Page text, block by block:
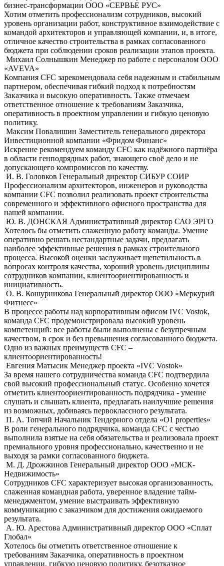
бизнес-трансформации ООО «СЕРВЬЕ РУС»
Хотим отметить профессионализм сотрудников, высокий
уровень организации работ, конструктивное взаимодействие с
командой архитекторов и управляющей компании, и, в итоге,
отличное качество строительства в рамках согласованного
бюджета при соблюдении сроков реализации этапов проекта.
Михаил Солнышкин Менеджер по работе с персоналом ООО
«AVEVA»
Компания CFC зарекомендовала себя надежным и стабильным
партнером, обеспечивая гибкий подход к потребностям
Заказчика и высокую оперативность. Также отмечаем
ответственное отношение к требованиям Заказчика,
оперативность в проектном управлении и гибкую ценовую
политику.
Максим Повалишин Заместитель генерального директора
Инвестиционной компании «Фридом Финанс»
Искренне рекомендуем команду CFC как надёжного партнёра
в области генподрядных работ, знающего своё дело и не
допускающего компромиссов по качеству.
И. В. Головков Генеральный директор СИБУР СОИР
Профессионализм архитекторов, инженеров и руководства
компании CFC позволил реализовать проект строительства
современного и эффективного офисного пространства для
нашей компании.
Ю. В. ДОНСКАЯ Административный директор САО ЭРГО
Хотелось бы отметить слaженную работу команды. Умение
оперативно решать нестандартные задачи, предлагать
наиболее эффективные решения в рамках строительного
процесса. Высокой оценки заслуживает щепетильность в
вопросах контроля качества, хороший уровень дисциплины
сотрудников компании, клиентоориентированность и
инициативность.
О. В. Кошурникова Генеральный директор ООО «Меркурий
Фитнесс»
В процессе работы над корпоративным офисом IVC Vostok,
команда СFС продемонстрировала высокий уровень
компетенций: все работы были выполнены с безупречным
качеством, в срок и без превышения согласованного бюджета.
Одно из важных преимуществ СFС –
клиентоориентированность!
Евгения Матысик Менеджер проекта «IVC Vostok»
За время нашего сотрудничества команда CFC подтвердила
свой высокий профессиональный статус. Особенно хочется
отметить клиентоориентированность подрядчика - умение
слушать и слышать клиента, предлагать наилучшие решения
из возможных, добиваясь первоклассного результата.
П. А. Топчий Начальник Тендерного отдела «О1 properties»
В роли генерального подрядчика, команда CFC с честью
выполнила взятые на себя обязательства и реализовала проект
премиального уровня профессионально, качественно и не
выходя за рамки согласованного бюджета.
М. Д. Дрожжинов Генеральный директор ООО «МСК-
Недвижимость»
Сотрудников CFC характеризует высокая организованность,
слаженная командная работа, уверенное владение тайм-
менеджментом, умение выстраивать эффективную
коммуникацию с заказчиком для достижения ожидаемого
результата.
А. Ю. Арестова Административный директор ООО «Сплат
Глобал»
Хотелось бы отметить ответственное отношение к
требованиям Заказчика, оперативность в проектном
управлении, гибкую ценовую политику, безотказное